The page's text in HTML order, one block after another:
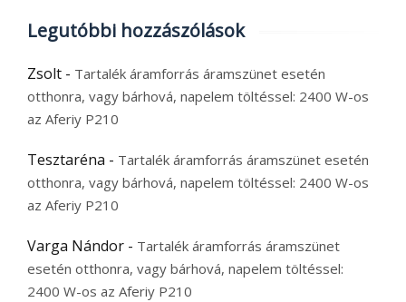
Legutóbbi hozzászólások
Zsolt - Tartalék áramforrás áramszünet esetén
otthonra, vagy bárhová, napelem töltéssel: 2400 W-os
az Aferiy P210
Tesztaréna - Tartalék áramforrás áramszünet esetén
otthonra, vagy bárhová, napelem töltéssel: 2400 W-os
az Aferiy P210
Varga Nándor - Tartalék áramforrás áramszünet
esetén otthonra, vagy bárhová, napelem töltéssel:
2400 W-os az Aferiy P210